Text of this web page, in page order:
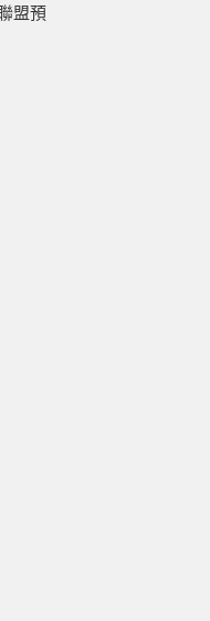
盟預